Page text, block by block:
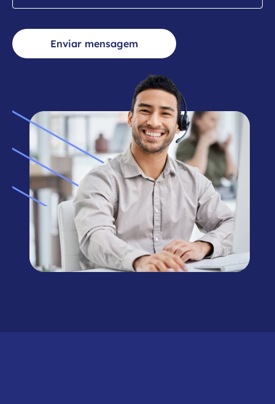
Enviar mensagem